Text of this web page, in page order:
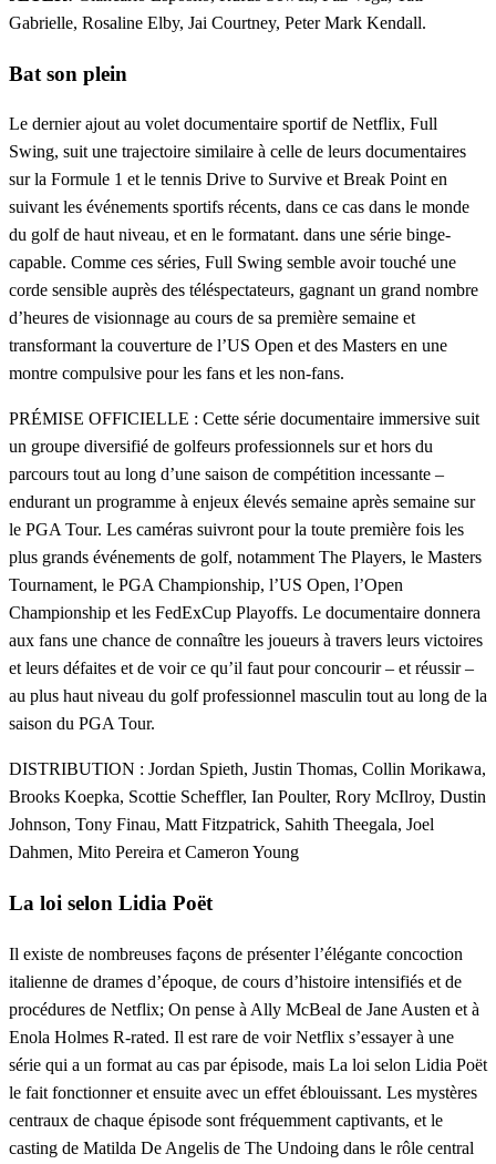
Gabrielle, Rosaline Elby, Jai Courtney, Peter Mark Kendall.
Bat son plein
Le dernier ajout au volet documentaire sportif de Netflix, Full
Swing, suit une trajectoire similaire à celle de leurs documentaires
sur la Formule 1 et le tennis Drive to Survive et Break Point en
suivant les événements sportifs récents, dans ce cas dans le monde
du golf de haut niveau, et en le formatant. dans une série binge-
capable. Comme ces séries, Full Swing semble avoir touché une
corde sensible auprès des téléspectateurs, gagnant un grand nombre
d’heures de visionnage au cours de sa première semaine et
transformant la couverture de l’US Open et des Masters en une
montre compulsive pour les fans et les non-fans.
PRÉMISE OFFICIELLE : Cette série documentaire immersive suit
un groupe diversifié de golfeurs professionnels sur et hors du
parcours tout au long d’une saison de compétition incessante –
endurant un programme à enjeux élevés semaine après semaine sur
le PGA Tour. Les caméras suivront pour la toute première fois les
plus grands événements de golf, notamment The Players, le Masters
Tournament, le PGA Championship, l’US Open, l’Open
Championship et les FedExCup Playoffs. Le documentaire donnera
aux fans une chance de connaître les joueurs à travers leurs victoires
et leurs défaites et de voir ce qu’il faut pour concourir – et réussir –
au plus haut niveau du golf professionnel masculin tout au long de la
saison du PGA Tour.
DISTRIBUTION : Jordan Spieth, Justin Thomas, Collin Morikawa,
Brooks Koepka, Scottie Scheffler, Ian Poulter, Rory McIlroy, Dustin
Johnson, Tony Finau, Matt Fitzpatrick, Sahith Theegala, Joel
Dahmen, Mito Pereira et Cameron Young
La loi selon Lidia Poët
Il existe de nombreuses façons de présenter l’élégante concoction
italienne de drames d’époque, de cours d’histoire intensifiés et de
procédures de Netflix; On pense à Ally McBeal de Jane Austen et à
Enola Holmes R-rated. Il est rare de voir Netflix s’essayer à une
série qui a un format au cas par épisode, mais La loi selon Lidia Poët
le fait fonctionner et ensuite avec un effet éblouissant. Les mystères
centraux de chaque épisode sont fréquemment captivants, et le
casting de Matilda De Angelis de The Undoing dans le rôle central